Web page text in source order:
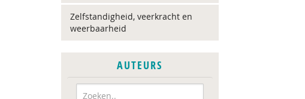
Zelfstandigheid, veerkracht en
weerbaarheid
AUTEURS